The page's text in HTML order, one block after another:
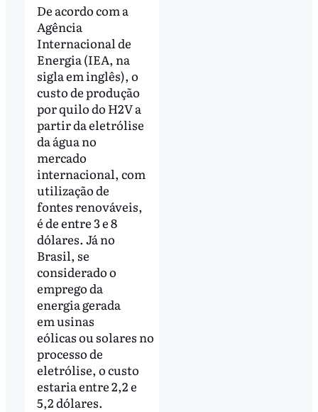
De acordo com a
Agência
Internacional de
Energia (IEA, na
sigla em inglês), o
custo de produção
por quilo do H2V a
partir da eletrólise
da água no
mercado
internacional, com
utilização de
fontes renováveis,
é de entre 3 e 8
dólares. Já no
Brasil, se
considerado o
emprego da
energia gerada
em usinas
eólicas ou solares no
processo de
eletrólise, o custo
estaria entre 2,2 e
5,2 dólares.